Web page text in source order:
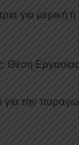
για μερική
Θέση Εργασίας
για την